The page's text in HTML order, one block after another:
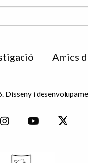
Amics
Disseny i